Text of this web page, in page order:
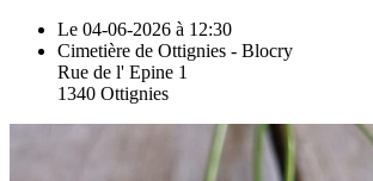
Le 04-06-2026 à 12:30
Cimetière de Ottignies - Blocry
Rue de l' Epine 1
1340 Ottignies